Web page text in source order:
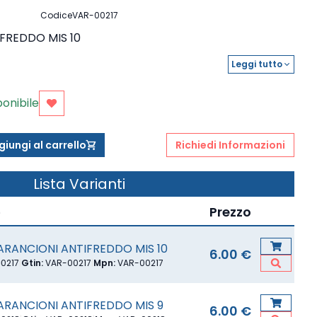
CodiceVAR-00217
MIS 10
Leggi tuttoexpand_more
Aggiungi ai preferiti
al carrelloshopping_cart Richiedi Informazioni
Lista Varianti
Prezzo
ANTIFREDDO MIS 10
Gtin:VAR-00217 Mpn:VAR-00217 6.00 €
Vedi
ANTIFREDDO MIS 9 6.00 €